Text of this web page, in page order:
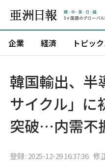
企業 経済 トピッ
韓国輸出、半
サイクル」に
突破…内需不
登録 : 2025-12-29 16:37:36 修